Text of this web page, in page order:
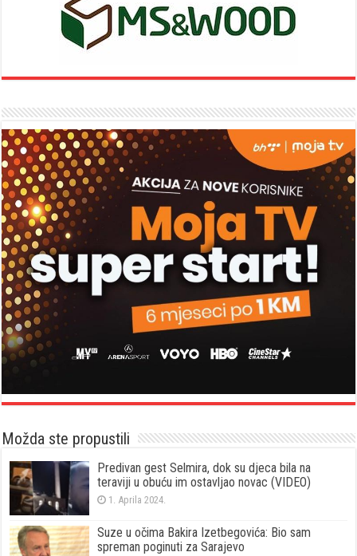
Možda ste propustili
Predivan gest Selmira, dok su djeca bila na
teraviji u obuću im ostavljao novac (VIDEO)
1. Aprila 2024.
Suze u očima Bakira Izetbegovića: Bio sam
spreman poginuti za Sarajevo